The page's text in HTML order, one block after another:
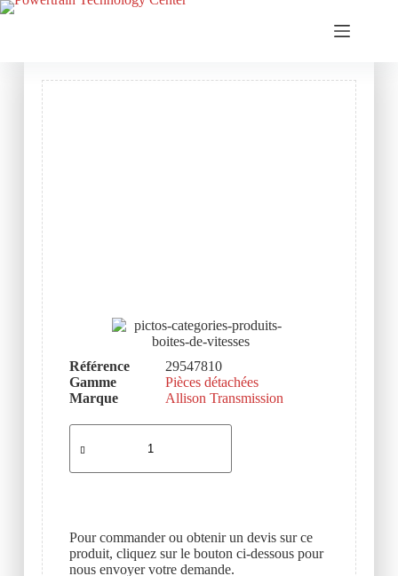
Référence
29547810
Gamme
Pièces détachées
Marque
Allison Transmission
Pour commander ou obtenir un devis sur ce
produit, cliquez sur le bouton ci-dessous pour
nous envoyer votre demande.